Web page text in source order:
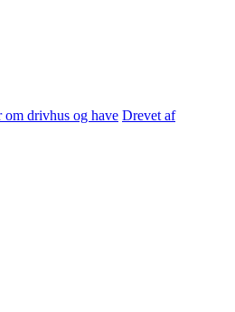
drivhus og have Drevet af